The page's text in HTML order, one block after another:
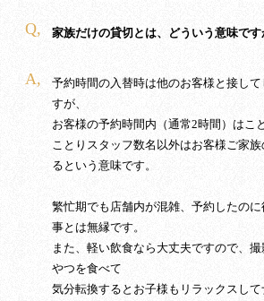
Q, 家族だけの貸切とは、どういう意味です
A,
予約時間の入替時は他のお客様と接して
すが、
お客様の予約時間内（通常2時間）はこ
ことりスタッフ数名以外はお客様ご家
るという意味です。
繁忙期でも店舗内が混雑、予約したのに
事とは無縁です。
また、軽い飲食なら大丈夫ですので、
やつを食べて
気分転換するとお子様もリラックスし